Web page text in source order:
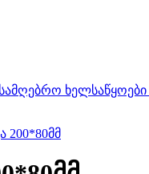
სამღებრო ხელსაწყოები